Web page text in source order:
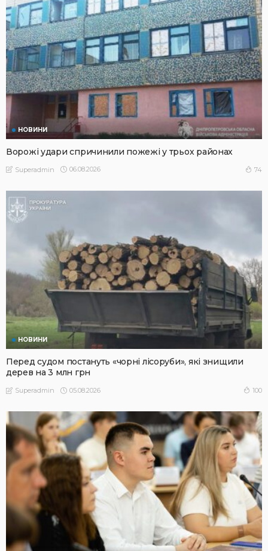
НОВИНИ
Ворожі удари спричинили пожежі у трьох районах
Superadmin 06.08.2026 74
НОВИНИ
Перед судом постануть «чорні лісоруби», які знищили
дерев на 3 млн грн
Superadmin 05.08.2026 100